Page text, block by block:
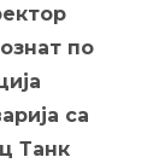
по
са
Танк